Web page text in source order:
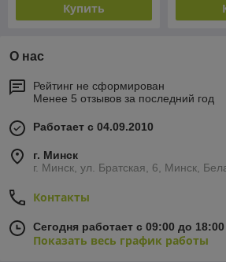
Купить
О нас
Рейтинг не сформирован
Менее 5 отзывов за последний год
Работает с 04.09.2010
г. Минск
г. Минск, ул. Братская, 6, Минск,
Контакты
Сегодня работает с 09:00 до 18:00
Показать весь график работы